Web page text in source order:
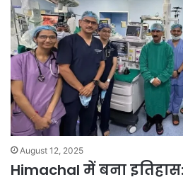
August 12, 2025
Himachal में बना